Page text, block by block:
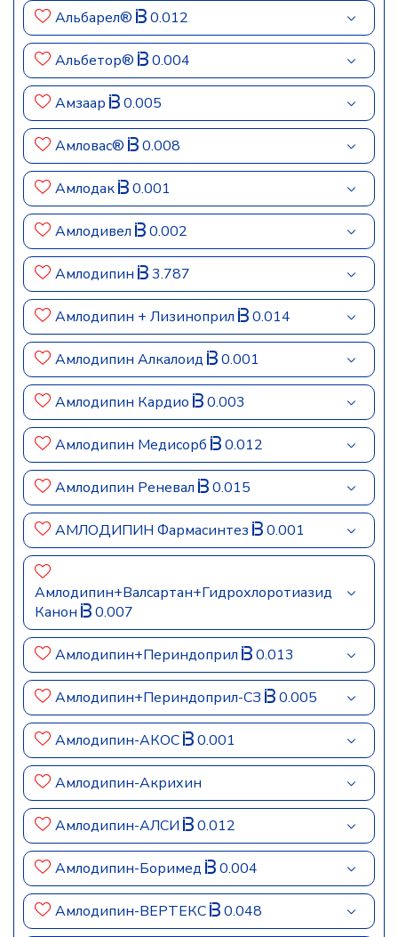
Альбарел® 0.012
Альбетор® 0.004
Амзаар 0.005
Амловас® 0.008
Амлодак 0.001
Амлодивел 0.002
Амлодипин 3.787
Амлодипин + Лизиноприл 0.014
Амлодипин Алкалоид 0.001
Амлодипин Кардио 0.003
Амлодипин Медисорб 0.012
Амлодипин Реневал 0.015
АМЛОДИПИН Фармасинтез 0.001
Амлодипин+Валсартан+Гидрохлоротиазид
Канон
0.007
Амлодипин+Периндоприл 0.013
Амлодипин+Периндоприл-СЗ 0.005
Амлодипин-АКОС 0.001
Амлодипин-Акрихин
Амлодипин-АЛСИ 0.012
Амлодипин-Боримед 0.004
Амлодипин-ВЕРТЕКС 0.048